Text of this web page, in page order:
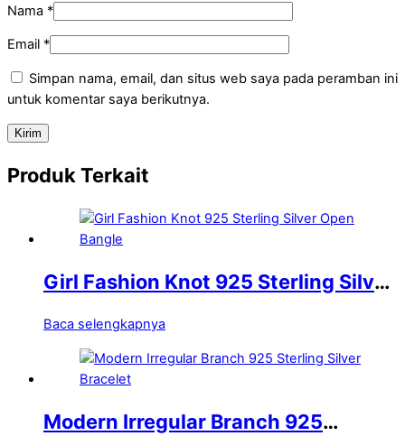
Nama *
Email *
Simpan nama, email, dan situs web saya pada peramban ini
untuk komentar saya berikutnya.
Produk Terkait
Girl Fashion Knot 925 Sterling Silver
Open Bangle
Baca selengkapnya
Modern Irregular Branch 925